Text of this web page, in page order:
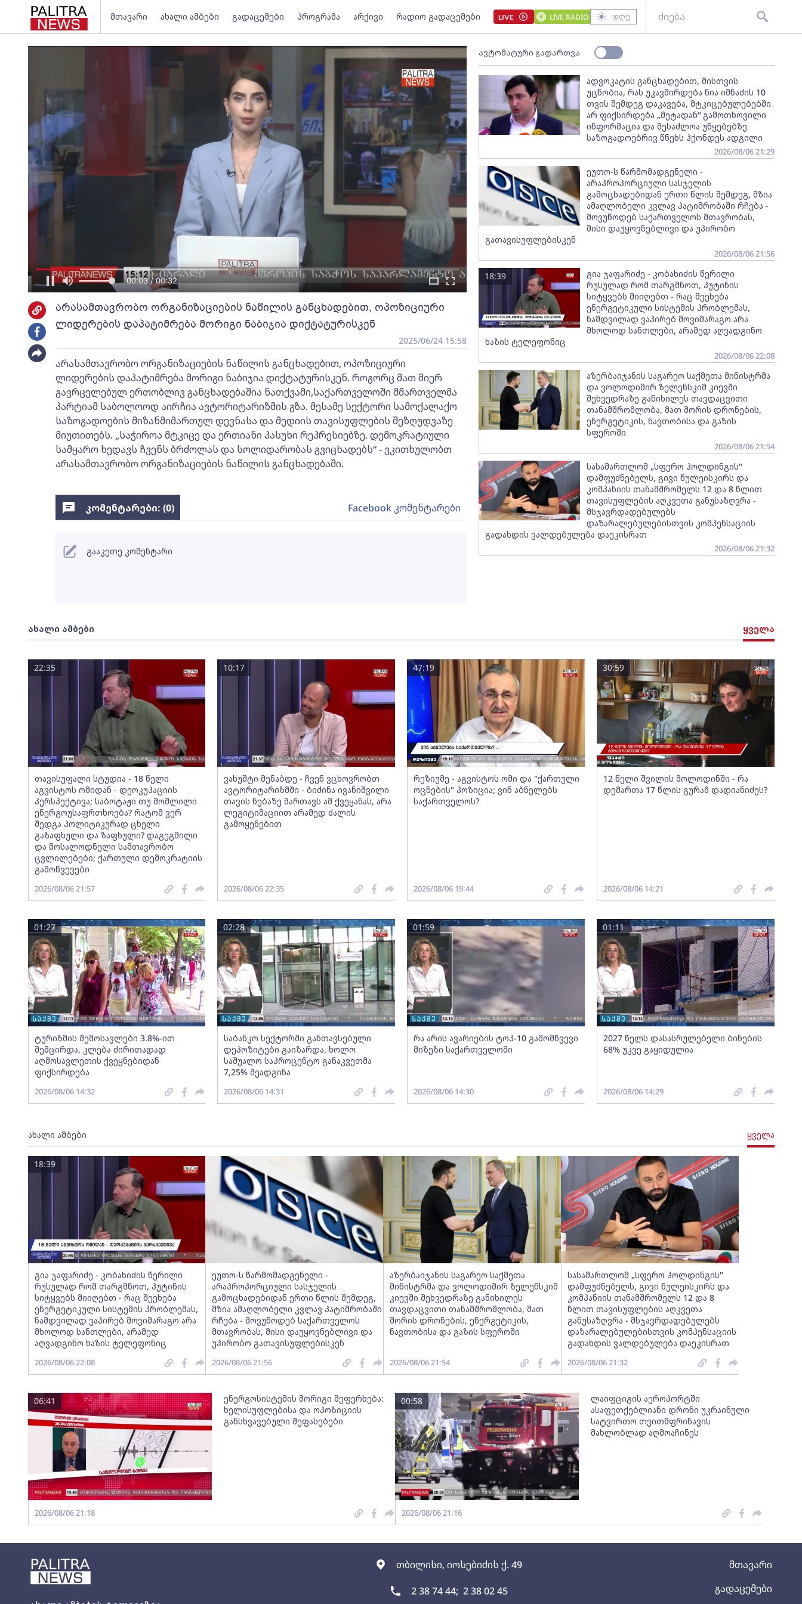
მთავარი ახალი ამბები გადაცემები პროგრამა არქივი რადიო გადაცემები LIVE LIVE RADIO დღე
თბილისი, იოსებიძის ქ. 49
2 38 74 44; 2 38 02 45
მთავარი
გადაცემები
00:04 / 00:32
არასამთავრობო ორგანიზაციების ნაწილის განცხადებით, ოპოზიციური
ლიდერების დაპატიმრება მორიგი ნაბიჯია დიქტატურისკენ
2025/06/24 15:58
არასამთავრობო ორგანიზაციების ნაწილის განცხადებით, ოპოზიციური
ლიდერების დაპატიმრება მორიგი ნაბიჯია დიქტატურისკენ. როგორც მათ მიერ
გავრცელებულ ერთობლივ განცხადებაშია ნათქვამი,საქართველოში მმართველმა
პარტიამ საბოლოოდ აირჩია ავტორიტარიზმის გზა. მესამე სექტორი სამოქალაქო
საზოგადოების მიზანმიმართულ დევნასა და მედიის თავისუფლების შეზღუდვაზე
მიუთითებს. „საჭიროა მტკიცე და ერთიანი პასუხი რეპრესიებზე. დემოკრატიული
სამყარო ხედავს ჩვენს ბრძოლას და სოლიდარობას გვიცხადებს“ - ვკითხულობთ
არასამთავრობო ორგანიზაციების ნაწილის განცხადებაში.
ავტომატური გადართვა
ადვოკატის განცხადებით, მისთვის
უცნობია, რას უკავშირდება ნია იმნაძის 10
თვის შემდეგ დაკავება, მტკიცებულებებში
არ ფიქსირდება „მეტადან“ გამოთხოვილი
ინფორმაცია და შესაძლოა უწყებებზე
საზოგადოებრივ წნეხს ჰქონდეს ადგილი
2026/08/06 21:29
ეუთო-ს წარმომადგენელი -
არაპროპორციული სასჯელის
გამოცხადებიდან ერთი წლის შემდეგ, მზია
ამაღლობელი კვლავ პატიმრობაში რჩება -
მოვუწოდებ საქართველოს მთავრობას,
მისი დაუყოვნებლივი და უპირობო
გათავისუფლებისკენ
2026/08/06 21:56
გია ჯაფარიძე - კობახიძის წერილი
რუსულად რომ თარგმნოთ, პუტინის
სიტყვებს მიიღებთ - რაც შეეხება
ენერგეტიკული სისტემის პრობლემას,
ნამდვილად ვაპირებ მოვიმარაგო არა
მხოლოდ სანთლები, არამედ აღვადგინო
ხაზის ტელეფონიც
18:39
2026/08/06 22:08
აზერბაიჯანის საგარეო საქმეთა მინისტრმა
და ვოლოდიმირ ზელენსკიმ კიევში
შეხვედრაზე განიხილეს თავდაცვითი
თანამშრომლობა, მათ შორის დრონების,
ენერგეტიკის, ნავთობისა და გაზის
სფეროში
2026/08/06 21:54
სასამართლომ „სფერო ჰოლდინგის"
დამფუძნებელს, გივი წულეისკირს და
კომპანიის თანამშრომელს 12 და 8 წლით
თავისუფლების აღკვეთა განუსაზღვრა -
მსჯავრდადებულებს
დაზარალებულებისთვის კომპენსაციის
გადახდის ვალდებულება დაეკისრათ
2026/08/06 21:32
ახალი ამბები ყველა
თავისუფალი სტუდია - 18 წელი
აგვისტოს ომიდან - დეოკუპაციის
პერსპექტივა; საბოტაჟი თუ მოშლილი
ენერგოუსაფრთხოება? რატომ ვერ
შედგა პოლიტიკურად ცხელი
გაზაფხული და ზაფხული? დაგეგმილი
და მოსალოდნელი სამთავრობო
ცვლილებები; ქართული დემოკრატიის
გამოწვევები
22:35
2026/08/06 21:57
ვახუშტი მენაბდე - ჩვენ ვცხოვრობთ
ავტორიტარიზმში - ბიძინა ივანიშვილი
თავის ნებაზე მართავს ამ ქვეყანას, არა
ლეგიტიმაციით არამედ ძალის
გამოყენებით
10:17
2026/08/06 22:35
რეზიუმე - აგვისტოს ომი და "ქართული
ოცნების" პოზიცია; ვინ აბნელებს
საქართველოს?
47:19
2026/08/06 19:44
12 წელი შვილის მოლოდინში - რა
დემართა 17 წლის გურამ დადიანიძეს?
30:59
2026/08/06 14:21
ტურიზმის შემოსავლები 3.8%-ით
შემცირდა, კლება ძირითადად
აღმოსავლეთის ქვეყნებიდან
ფიქსირდება
01:27
2026/08/06 14:32
საბანკო სექტორში განთავსებული
დეპოზიტები გაიზარდა, ხოლო
საშუალო საპროცენტო განაკვეთმა
7,25% შეადგინა
02:28
2026/08/06 14:31
რა არის ავარიების ტოპ-10 გამომწვევი
მიზეზი საქართველოში
01:59
2026/08/06 14:30
2027 წელს დასასრულებელი ბინების
68% უკვე გაყიდულია
01:11
2026/08/06 14:29
ახალი ამბები ყველა
გია ჯაფარიძე - კობახიძის წერილი
რუსულად რომ თარგმნოთ, პუტინის
სიტყვებს მიიღებთ - რაც შეეხება
ენერგეტიკული სისტემის პრობლემას,
ნამდვილად ვაპირებ მოვიმარაგო არა
მხოლოდ სანთლები, არამედ
აღვადგინო ხაზის ტელეფონიც
18:39
2026/08/06 22:08
ეუთო-ს წარმომადგენელი -
არაპროპორციული სასჯელის
გამოცხადებიდან ერთი წლის შემდეგ,
მზია ამაღლობელი კვლავ პატიმრობაში
რჩება - მოვუწოდებ საქართველოს
მთავრობას, მისი დაუყოვნებლივი და
უპირობო გათავისუფლებისკენ
2026/08/06 21:56
აზერბაიჯანის საგარეო საქმეთა
მინისტრმა და ვოლოდიმირ ზელენსკიმ
კიევში შეხვედრაზე განიხილეს
თავდაცვითი თანამშრომლობა, მათ
შორის დრონების, ენერგეტიკის,
ნავთობისა და გაზის სფეროში
2026/08/06 21:54
სასამართლომ „სფერო ჰოლდინგის"
დამფუძნებელს, გივი წულეისკირს და
კომპანიის თანამშრომელს 12 და 8
წლით თავისუფლების აღკვეთა
განუსაზღვრა - მსჯავრდადებულებს
დაზარალებულებისთვის კომპენსაციის
გადახდის ვალდებულება დაეკისრათ
2026/08/06 21:32
ენერგოსისტემის მორიგი შეფერხება:
ხელისუფლებისა და ოპოზიციის
განსხვავებული შეფასებები
06:41
2026/08/06 21:18
ლაიფციგის აეროპორტში
ასაფეთქებლიანი დრონი უკრაინული
სატვირთო თვითმფრინავის
მახლობლად აღმოაჩინეს
00:58
2026/08/06 21:16
კომენტარები: (0) Facebook კომენტარები
გააკეთე კომენტარი